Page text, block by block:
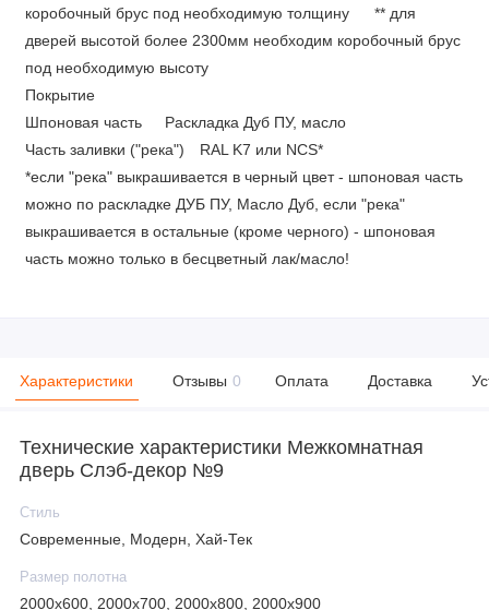
коробочный брус под необходимую толщину
** для
дверей высотой более 2300мм необходим коробочный брус
под необходимую высоту
Покрытие
Шпоновая часть
Раскладка Дуб ПУ, масло
Часть заливки ("река")
RAL K7 или NCS*
*если "река" выкрашивается в черный цвет - шпоновая часть
можно по раскладке ДУБ ПУ, Масло Дуб, если "река"
выкрашивается в остальные (кроме черного) - шпоновая
часть можно только в бесцветный лак/масло!
Характеристики Отзывы 0 Оплата Доставка
Технические характеристики Межкомнатная
дверь Слэб-декор №9
Стиль
Современные, Модерн, Хай-Тек
Размер полотна
2000х600, 2000х700, 2000х800, 2000х900